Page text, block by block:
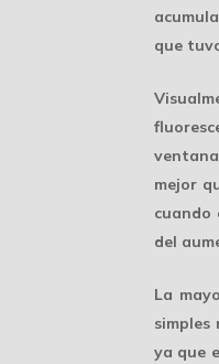
que
mejor
cuando
del
La
ya que